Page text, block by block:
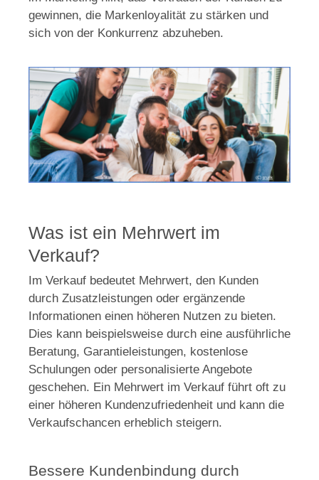
gewinnen, die Markenloyalität zu stärken und
sich von der Konkurrenz abzuheben.
Was ist ein Mehrwert im
Verkauf?
Im Verkauf bedeutet Mehrwert, den Kunden
durch Zusatzleistungen oder ergänzende
Informationen einen höheren Nutzen zu bieten.
Dies kann beispielsweise durch eine ausführliche
Beratung, Garantieleistungen, kostenlose
Schulungen oder personalisierte Angebote
geschehen. Ein Mehrwert im Verkauf führt oft zu
einer höheren Kundenzufriedenheit und kann die
Verkaufschancen erheblich steigern.
Bessere Kundenbindung durch